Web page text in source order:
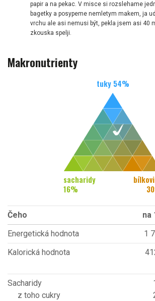
papir a na pekac. V misce si rozslehame
bagetky a posypeme nemletym makem, ja
vrchu ale asi nemusi být, pekla jsem asi 40
zkouska spelji.
Makronutrienty
tuky 54%
sacharidy
16%
30
Čeho na
Energetická hodnota
1
Kalorická hodnota
Sacharidy
z toho cukry